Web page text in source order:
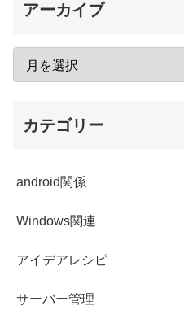
アーカイブ
カテゴリー
android関係
Windows関連
アイデアレシピ
サーバー管理